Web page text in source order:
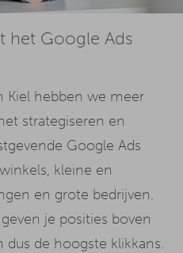
het Google Ads
Kiel hebben we meer
strategiseren en
Google Ads
kleine en
en grote bedrijven.
je posities boven
de hoogste klikkans.